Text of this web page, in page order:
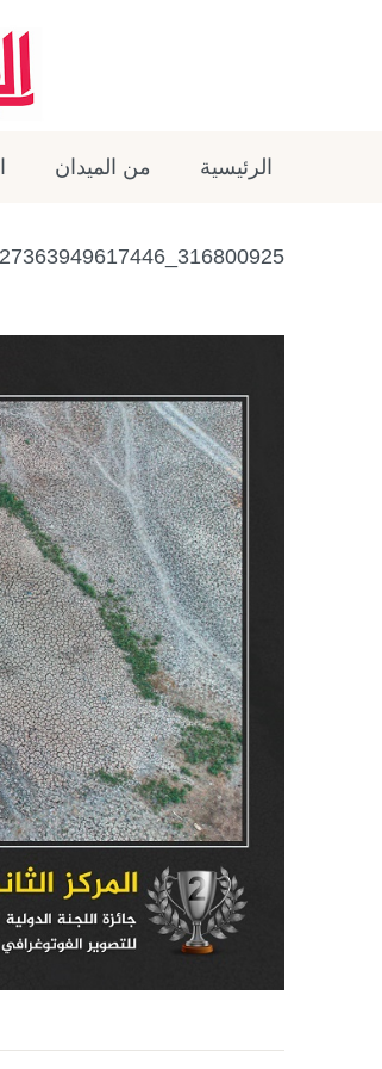
الرئيسية من الميدان
316800925_227363949617446_1259109556800454852_n